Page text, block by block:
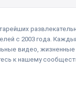
с 2003 года.
видео, жизненные
к нашему